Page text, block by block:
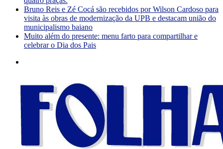
Bruno Reis e Zé Cocá são recebidos por Wilson Cardoso para
visita às obras de modernização da UPB e destacam união do
municipalismo baiano
Muito além do presente: menu farto para compartilhar e
celebrar o Dia dos Pais